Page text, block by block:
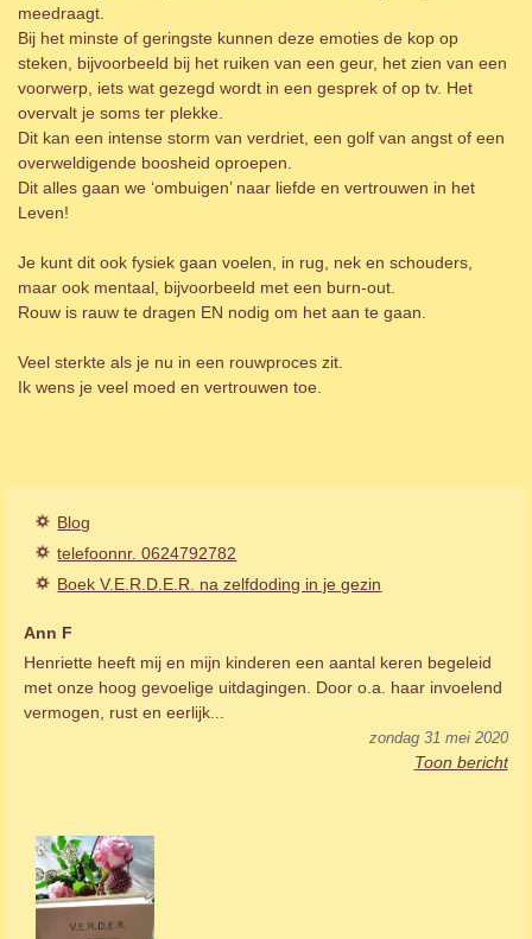
meedraagt.
Bij het minste of geringste kunnen deze emoties de kop op
steken, bijvoorbeeld bij het ruiken van een geur, het zien van een
voorwerp, iets wat gezegd wordt in een gesprek of op tv. Het
overvalt je soms ter plekke.
Dit kan een intense storm van verdriet, een golf van angst of een
overweldigende boosheid oproepen.
Dit alles gaan we ‘ombuigen’ naar liefde en vertrouwen in het
Leven!
Je kunt dit ook fysiek gaan voelen, in rug, nek en schouders,
maar ook mentaal, bijvoorbeeld met een burn-out.
Rouw is rauw te dragen EN nodig om het aan te gaan.
Veel sterkte als je nu in een rouwproces zit.
Ik wens je veel moed en vertrouwen toe.
Blog
telefoonnr. 0624792782
Boek V.E.R.D.E.R. na zelfdoding in je gezin
Ann F
Henriette heeft mij en mijn kinderen een aantal keren begeleid
met onze hoog gevoelige uitdagingen. Door o.a. haar invoelend
vermogen, rust en eerlijk...
zondag 31 mei 2020
Toon bericht